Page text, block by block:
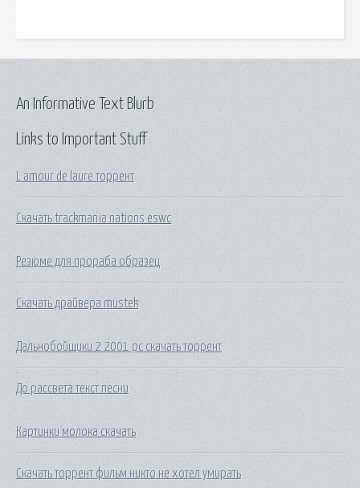
Links to Important Stuff
L amour de laure торрент
Скачать trackmania nations eswc
Резюме для прораба образец
Скачать драйвера mustek
Дальнобойщики 2 2001 pc скачать торрент
До рассвета текст песни
Картинки молока скачать
Скачать торрент фильм никто не хотел умирать
An Informative Text Blurb